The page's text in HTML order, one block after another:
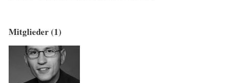
Mitglieder (1)